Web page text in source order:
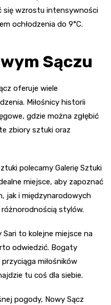
się wzrostu intensywności
ochłodzenia do 9°C.
Sączu
oferuje wiele
Miłośnicy historii
gdzie można zgłębić
zbiory sztuki oraz
polecamy Galerię Sztuki
miejsce, aby zapoznać
jak i międzynarodowych
stylów.
Sari to kolejne miejsce na
odwiedzić. Bogaty
miłośników
tu coś dla siebie.
pogody, Nowy Sącz